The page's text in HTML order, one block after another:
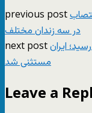
previous postدر اعتصاب غذا ؛ ۸ اعتصاب
در سه زندان مختلف
next postایران
مستثنی شد
Leave a